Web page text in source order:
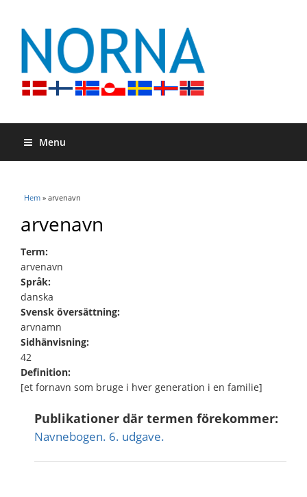
Menu
Du är här
Hem » arvenavn
arvenavn
Term:
arvenavn
Språk:
danska
Svensk översättning:
arvnamn
Sidhänvisning:
42
Definition:
[et fornavn som bruge i hver generation i en familie]
Publikationer där termen förekommer:
Navnebogen. 6. udgave.